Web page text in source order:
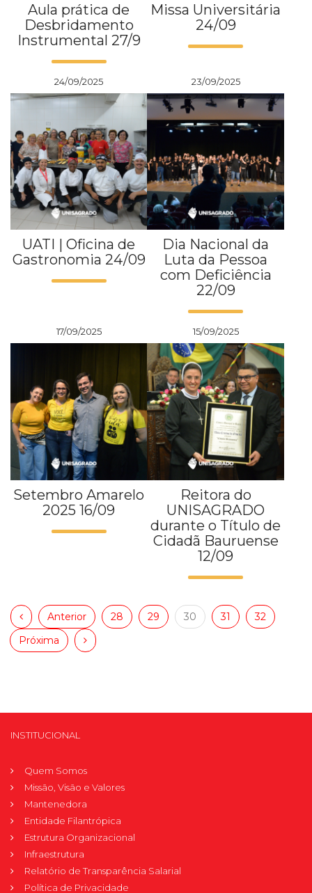
Aula prática de
Desbridamento
Instrumental 27/9
Missa Universitária
24/09
24/09/2025
UATI | Oficina de
Gastronomia 24/09
23/09/2025
Dia Nacional da
Luta da Pessoa
com Deficiência
22/09
17/09/2025
Setembro Amarelo
2025 16/09
15/09/2025
Reitora do
UNISAGRADO
durante o Título de
Cidadã Bauruense
12/09
Anterior 28 29 30 31
32
Próxima
INSTITUCIONAL
Quem Somos
Missão, Visão e Valores
Mantenedora
Entidade Filantrópica
Estrutura Organizacional
Infraestrutura
Relatório de Transparência Salarial
Política de Privacidade